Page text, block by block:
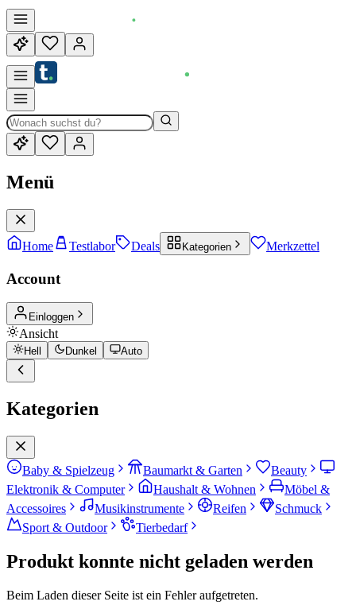
Menü
Home Testlabor Deals Kategorien Merkzettel
Account
Einloggen
Ansicht
Hell Dunkel Auto
Kategorien
Baby & Spielzeug Baumarkt & Garten
Beauty
Elektronik & Computer
Haushalt & Wohnen
Möbel &
Accessoires
Musikinstrumente Reifen
Schmuck
Sport & Outdoor
Tierbedarf
Produkt konnte nicht geladen werden
Beim Laden dieser Seite ist ein Fehler aufgetreten.